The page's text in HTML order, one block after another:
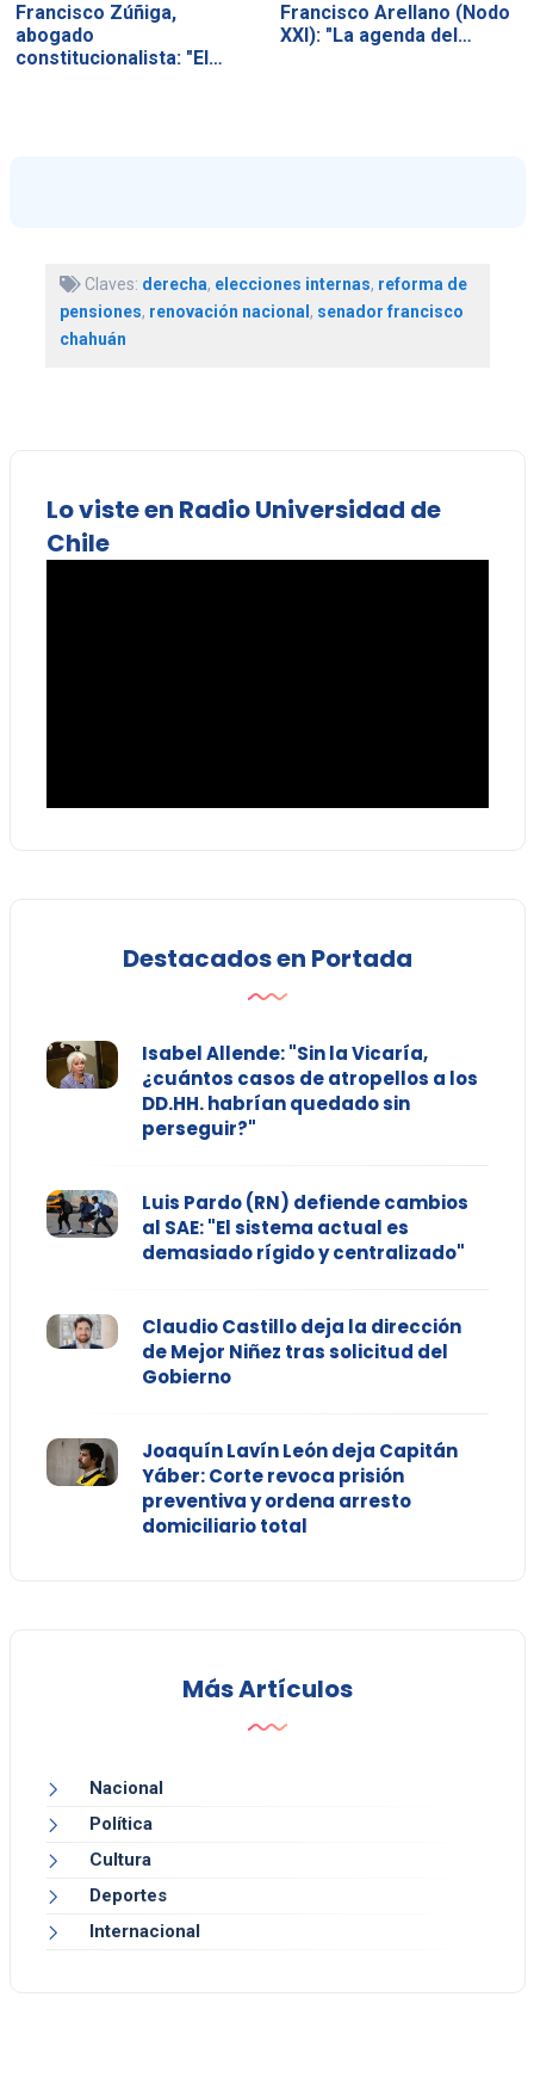
Francisco Zúñiga,
abogado
constitucionalista: "El…
Francisco Arellano (Nodo
XXI): "La agenda del…
Claves: derecha, elecciones internas, reforma de
pensiones, renovación nacional, senador francisco
chahuán
Lo viste en Radio Universidad de
Chile
Destacados en Portada
Isabel Allende: "Sin la Vicaría,
¿cuántos casos de atropellos a los
DD.HH. habrían quedado sin
perseguir?"
Luis Pardo (RN) defiende cambios
al SAE: "El sistema actual es
demasiado rígido y centralizado"
Claudio Castillo deja la dirección
de Mejor Niñez tras solicitud del
Gobierno
Joaquín Lavín León deja Capitán
Yáber: Corte revoca prisión
preventiva y ordena arresto
domiciliario total
Más Artículos
Nacional
Política
Cultura
Deportes
Internacional